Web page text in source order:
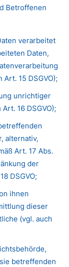
Betroffenen
verarbeitet
Daten,
15 DSGVO);
unrichtiger
16 DSGVO);
alternativ,
Art. 17 Abs.
der
DSGVO;
ihnen
dieser
(vgl. auch
betreffenden